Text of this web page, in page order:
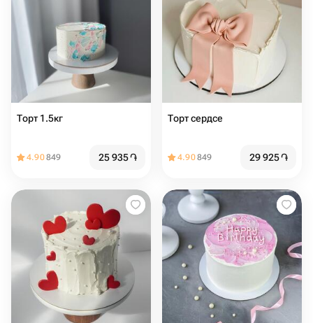
Торт 1.5кг
4.90849 25 935֏
Торт сердсе
4.90849 29 925֏